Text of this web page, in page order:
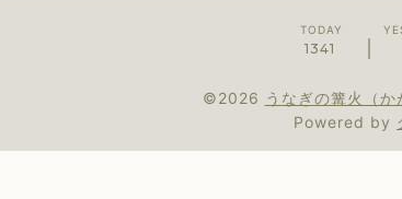
TODAY
1341
©2026 うなぎの篝火（か
Powered by